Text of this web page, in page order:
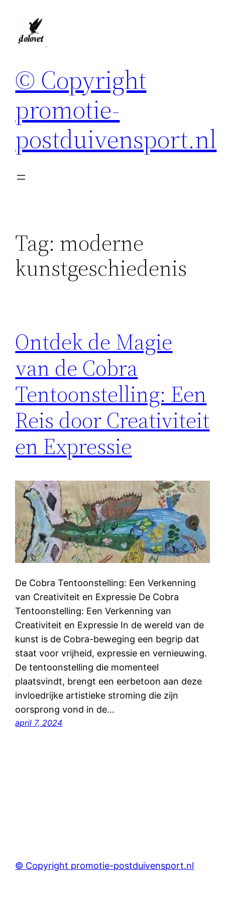
© Copyright
promotie-
postduivensport.nl
Tag: moderne
kunstgeschiedenis
Ontdek de Magie
van de Cobra
Tentoonstelling: Een
Reis door Creativiteit
en Expressie
De Cobra Tentoonstelling: Een Verkenning
van Creativiteit en Expressie De Cobra
Tentoonstelling: Een Verkenning van
Creativiteit en Expressie In de wereld van de
kunst is de Cobra-beweging een begrip dat
staat voor vrijheid, expressie en vernieuwing.
De tentoonstelling die momenteel
plaatsvindt, brengt een eerbetoon aan deze
invloedrijke artistieke stroming die zijn
oorsprong vond in de…
april 7, 2024
© Copyright promotie-postduivensport.nl